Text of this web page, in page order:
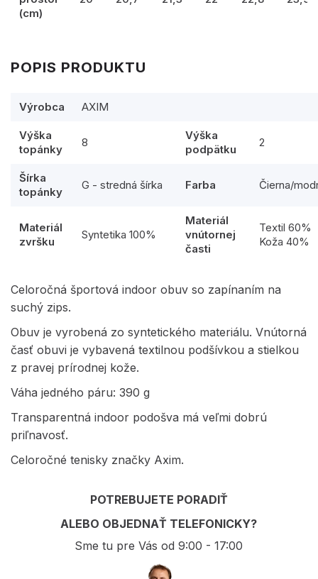
(cm)
POPIS PRODUKTU
Výrobca AXIM
Výška
topánky
8
Výška
podpätku
2
Šírka
topánky
G - stredná šírka Farba Čierna/
Materiál
zvršku
Syntetika 100%
Materiál
vnútornej
časti
Textil 60%
Koža 40%
Celoročná športová indoor obuv so zapínaním na
suchý zips.
Obuv je vyrobená zo syntetického materiálu. Vnútorná
časť obuvi je vybavená textilnou podšívkou a stielkou
z pravej prírodnej kože.
Váha jedného páru: 390 g
Transparentná indoor podošva má veľmi dobrú
priľnavosť.
Celoročné tenisky značky Axim.
POTREBUJETE PORADIŤ
ALEBO OBJEDNAŤ TELEFONICKY?
Sme tu pre Vás od 9:00 - 17:00